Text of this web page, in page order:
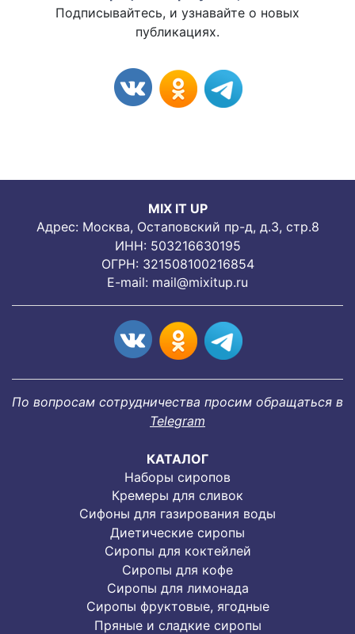
Подписывайтесь, и узнавайте о новых
публикациях.
MIX IT UP
Адрес: Москва, Остаповский пр-д, д.3, стр.8
ИНН: 503216630195
ОГРН: 321508100216854
E-mail: mail@mixitup.ru
По вопросам сотрудничества просим обращаться в
Telegram
КАТАЛОГ
Наборы сиропов
Кремеры для сливок
Сифоны для газирования воды
Диетические сиропы
Сиропы для коктейлей
Сиропы для кофе
Сиропы для лимонада
Cиропы фруктовые, ягодные
Пряные и сладкие сиропы